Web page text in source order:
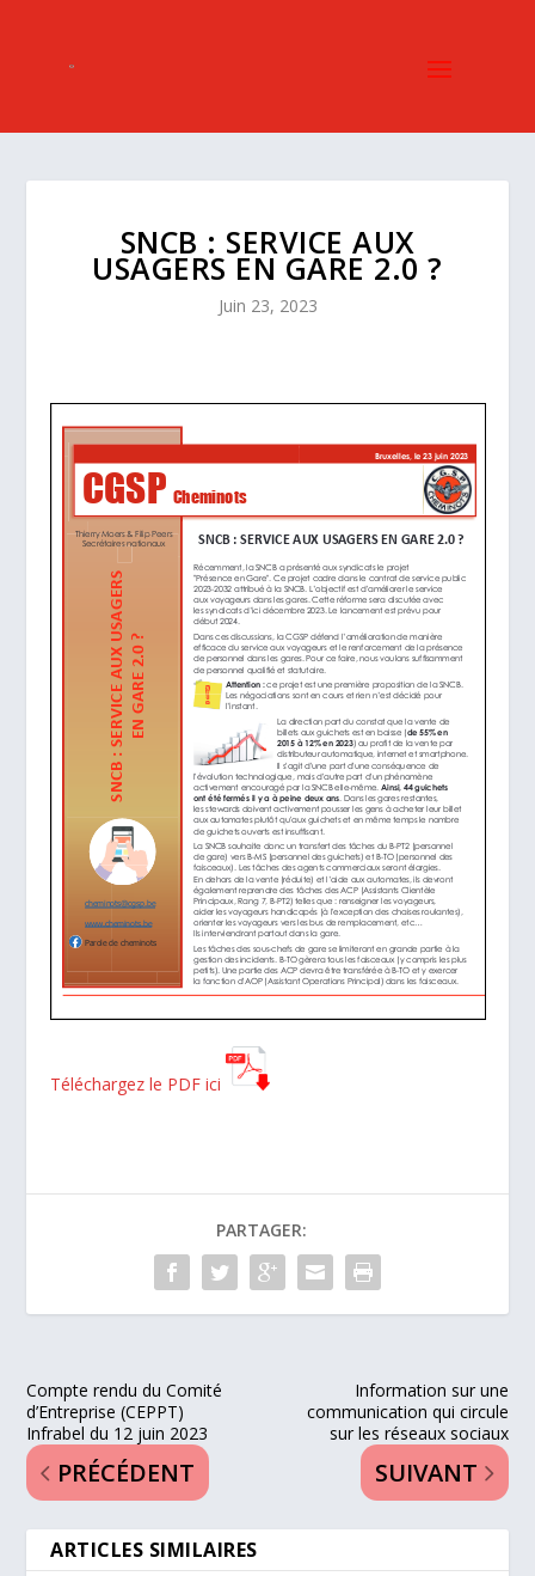
SNCB : SERVICE AUX
USAGERS EN GARE 2.0 ?
Juin 23, 2023
Téléchargez le PDF ici
PARTAGER:
Compte rendu du Comité
d’Entreprise (CEPPT)
Infrabel du 12 juin 2023
PRÉCÉDENT
Information sur une
communication qui circule
sur les réseaux sociaux
SUIVANT
ARTICLES SIMILAIRES